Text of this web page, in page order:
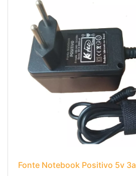
Fonte Notebook Positivo 5v 3a